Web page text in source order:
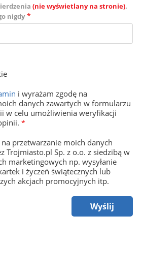
(nie wyświetlany na stronie).
nigdy *
i wyrażam zgodę na
danych zawartych w formularzu
w celu umożliwienia weryfikacji
*
przetwarzanie moich danych
Trojmiasto.pl Sp. z o.o. z siedzibą w
marketingowych np. wysyłanie
i życzeń świątecznych lub
akcjach promocyjnych itp.
Wyślij